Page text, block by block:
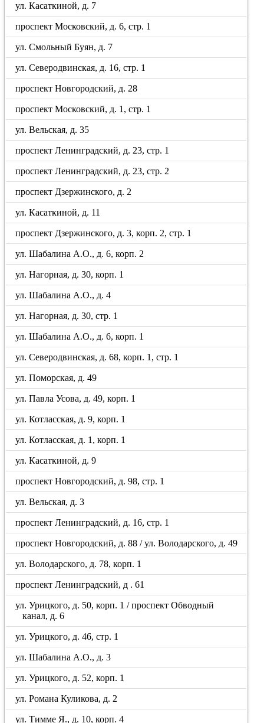
ул. Касаткиной, д. 7
проспект Московский, д. 6, стр. 1
ул. Смольный Буян, д. 7
ул. Северодвинская, д. 16, стр. 1
проспект Новгородский, д. 28
проспект Московский, д. 1, стр. 1
ул. Вельская, д. 35
проспект Ленинградский, д. 23, стр. 1
проспект Ленинградский, д. 23, стр. 2
проспект Дзержинского, д. 2
ул. Касаткиной, д. 11
проспект Дзержинского, д. 3, корп. 2, стр. 1
ул. Шабалина А.О., д. 6, корп. 2
ул. Нагорная, д. 30, корп. 1
ул. Шабалина А.О., д. 4
ул. Нагорная, д. 30, стр. 1
ул. Шабалина А.О., д. 6, корп. 1
ул. Северодвинская, д. 68, корп. 1, стр. 1
ул. Поморская, д. 49
ул. Павла Усова, д. 49, корп. 1
ул. Котласская, д. 9, корп. 1
ул. Котласская, д. 1, корп. 1
ул. Касаткиной, д. 9
проспект Новгородский, д. 98, стр. 1
ул. Вельская, д. 3
проспект Ленинградский, д. 16, стр. 1
проспект Новгородский, д. 88 / ул. Володарского, д. 49
ул. Володарского, д. 78, корп. 1
проспект Ленинградский, д . 61
ул. Урицкого, д. 50, корп. 1 / проспект Обводный
канал, д. 6
ул. Урицкого, д. 46, стр. 1
ул. Шабалина А.О., д. 3
ул. Урицкого, д. 52, корп. 1
ул. Романа Куликова, д. 2
ул. Тимме Я., д. 10, корп. 4